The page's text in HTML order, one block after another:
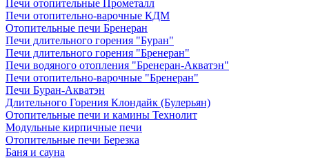
Печи отопительные Прометалл
Печи отопительно-варочные КДМ
Отопительные печи Бренеран
Печи длительного горения "Буран"
Печи длительного горения "Бренеран"
Печи водяного отопления "Бренеран-Акватэн"
Печи отопительно-варочные "Бренеран"
Печи Буран-Акватэн
Длительного Горения Клондайк (Булерьян)
Отопительные печи и камины Технолит
Модульные кирпичные печи
Отопительные печи Березка
Баня и сауна